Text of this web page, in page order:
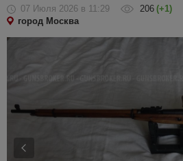
07 Июля 2026 в 11:29 206 (+1)
город Москва